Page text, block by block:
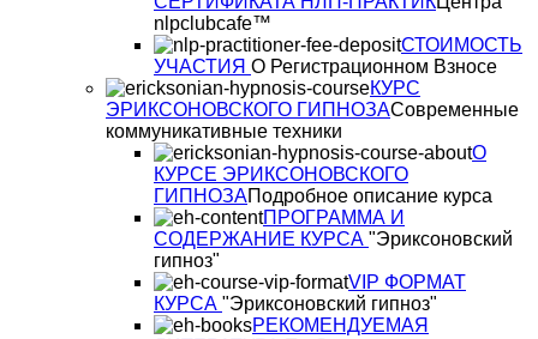
nlpclubcafe™
СТОИМОСТЬ
УЧАСТИЯ О Регистрационном Взносе
КУРС
ЭРИКСОНОВСКОГО ГИПНОЗАСовременные
коммуникативные техники
О
КУРСЕ ЭРИКСОНОВСКОГО
ГИПНОЗАПодробное описание курса
ПРОГРАММА И
СОДЕРЖАНИЕ КУРСА "Эриксоновский
гипноз"
VIP ФОРМАТ
КУРСА "Эриксоновский гипноз"
РЕКОМЕНДУЕМАЯ